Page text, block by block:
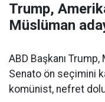
Trump,
Müslüman
ABD Başkanı
Senato ön seçimini
komünist, nefret